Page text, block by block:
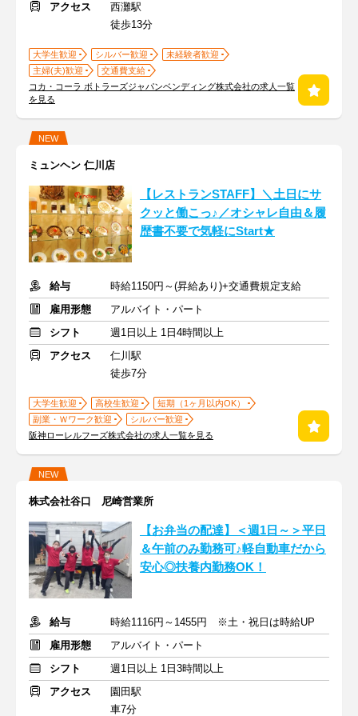
アクセス
西灘駅
徒歩13分
大学生歓迎 シルバー歓迎
未経験者歓迎
主婦(夫)歓迎
交通費支給
コカ・コーラ ボトラーズジャパンベンディング株式会社の求人一覧
を見る
NEW
ミュンヘン 仁川店
【レストランSTAFF】＼土日にサ
クッと働こっ♪／オシャレ自由＆履
歴書不要で気軽にStart★
給与
時給1150円～(昇給あり)+交通費規定支給
雇用形態
アルバイト・パート
シフト
週1日以上 1日4時間以上
アクセス
仁川駅
徒歩7分
大学生歓迎 高校生歓迎
短期（1ヶ月以内OK）
副業・Ｗワーク歓迎
シルバー歓迎
阪神ローレルフーズ株式会社の求人一覧を見る
NEW
株式会社谷口 尼崎営業所
【お弁当の配達】＜週1日～＞平日
＆午前のみ勤務可♪軽自動車だから
安心◎扶養内勤務OK！
給与
時給1116円～1455円 ※土・祝日は時給UP
雇用形態
アルバイト・パート
シフト
週1日以上 1日3時間以上
アクセス
園田駅
車7分